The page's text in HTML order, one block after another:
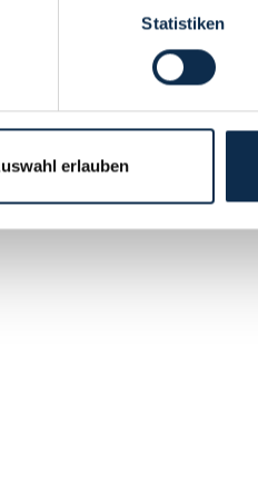
Statistiken
erlauben